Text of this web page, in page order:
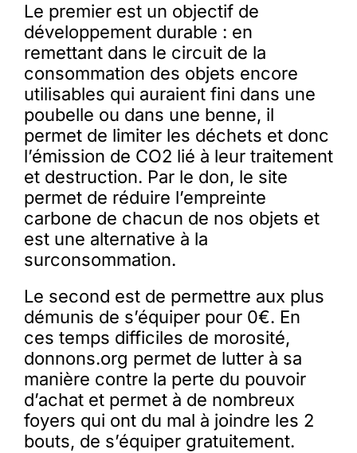
Le premier est un objectif de
développement durable : en
remettant dans le circuit de la
consommation des objets encore
utilisables qui auraient fini dans une
poubelle ou dans une benne, il
permet de limiter les déchets et donc
l’émission de CO2 lié à leur traitement
et destruction. Par le don, le site
permet de réduire l’empreinte
carbone de chacun de nos objets et
est une alternative à la
surconsommation.
Le second est de permettre aux plus
démunis de s’équiper pour 0€. En
ces temps difficiles de morosité,
donnons.org permet de lutter à sa
manière contre la perte du pouvoir
d’achat et permet à de nombreux
foyers qui ont du mal à joindre les 2
bouts, de s’équiper gratuitement.